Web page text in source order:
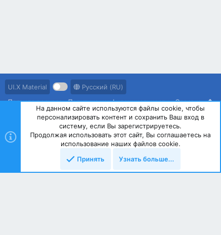
UI.X Material
Русский (RU)
Правила ресурса
Политика конфиденциальности Справка
Community platform by XenForo © 2010-2023 XenForo Ltd.
На данном сайте используются файлы cookie, чтобы
персонализировать контент и сохранить Ваш вход в
систему, если Вы зарегистрируетесь.
Продолжая использовать этот сайт, Вы соглашаетесь на
использование наших файлов cookie.
Принять
Узнать больше...